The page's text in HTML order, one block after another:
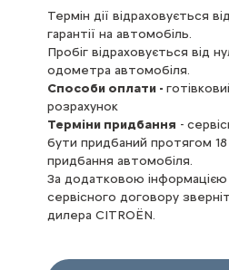
Термін дії відраховується
гарантії на автомобіль.
Пробіг відраховується від
одометра автомобіля.
Способи оплати -
розрахунок
Терміни придбання -
бути придбаний протягом
придбання автомобіля.
За додатковою
сервісного договору
дилера CITROËN.
Термін дії договору
початку гарантії на
Пробіг відраховується від
одометра автомобіля.
Способи оплати
розрахунок
Терміни придбання-
бути придбаний протягом 18
придбання автомобіля.
За додатковою
сервісного договору